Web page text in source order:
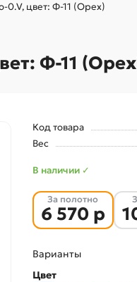
0.V, цвет: Ф-11 (Орех)
Ф-11
Код товара
Вес
В наличии ✓
За полотно
6 570 р
Варианты
Цвет